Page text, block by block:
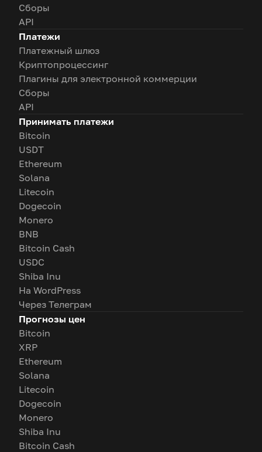
Сборы
API
Платежи
Платежный шлюз
Криптопроцессинг
Плагины для электронной коммерции
Сборы
API
Принимать платежи
Bitcoin
USDT
Ethereum
Solana
Litecoin
Dogecoin
Monero
BNB
Bitcoin Cash
USDC
Shiba Inu
На WordPress
Через Телеграм
Прогнозы цен
Bitcoin
XRP
Ethereum
Solana
Litecoin
Dogecoin
Monero
Shiba Inu
Bitcoin Cash